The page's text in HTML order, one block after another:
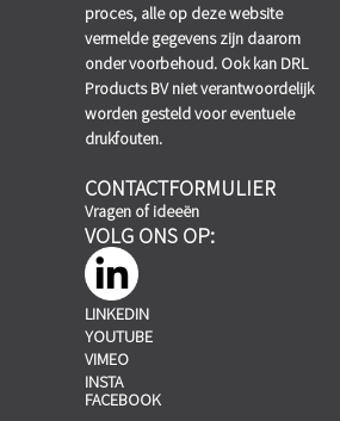
proces, alle op deze website
vermelde gegevens zijn daarom
onder voorbehoud. Ook kan DRL
Products BV niet verantwoordelijk
worden gesteld voor eventuele
drukfouten.
CONTACTFORMULIER
Vragen of ideeën
VOLG ONS OP:
LINKEDIN
YOUTUBE
VIMEO
INSTA
FACEBOOK